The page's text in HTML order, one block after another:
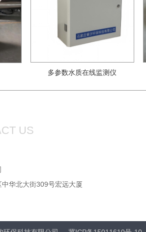
多参数水质在线监测仪
US
华北大街309号宏远大厦